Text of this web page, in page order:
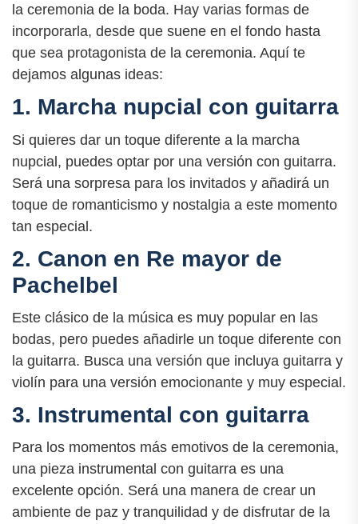
la ceremonia de la boda. Hay varias formas de
incorporarla, desde que suene en el fondo hasta
que sea protagonista de la ceremonia. Aquí te
dejamos algunas ideas:
1. Marcha nupcial con guitarra
Si quieres dar un toque diferente a la marcha
nupcial, puedes optar por una versión con guitarra.
Será una sorpresa para los invitados y añadirá un
toque de romanticismo y nostalgia a este momento
tan especial.
2. Canon en Re mayor de
Pachelbel
Este clásico de la música es muy popular en las
bodas, pero puedes añadirle un toque diferente con
la guitarra. Busca una versión que incluya guitarra y
violín para una versión emocionante y muy especial.
3. Instrumental con guitarra
Para los momentos más emotivos de la ceremonia,
una pieza instrumental con guitarra es una
excelente opción. Será una manera de crear un
ambiente de paz y tranquilidad y de disfrutar de la